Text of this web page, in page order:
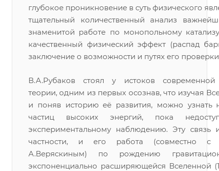
глубокое проникновение в суть физического
тщательный количественный анализ
знаменитой работе по монопольному
качественный физический эффект (распад
заключение о возможности и путях его
В.А.Рубаков стоял у истоков
теории, одним из первых осознав, что изучая
и поняв историю её развития, можно узнать
частиц высоких энергий, пока
экспериментальному наблюдению. Эту связь
частности, и его работа (совместно
А.Веряскиным) по рождению
экспоненциально расширяющейся Вселенной